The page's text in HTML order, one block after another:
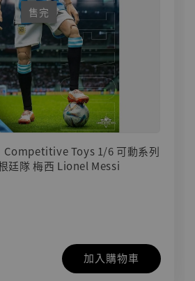
售完
Competitive Toys 1/6 可動系列
廷隊 梅西 Lionel Messi
加入購物車